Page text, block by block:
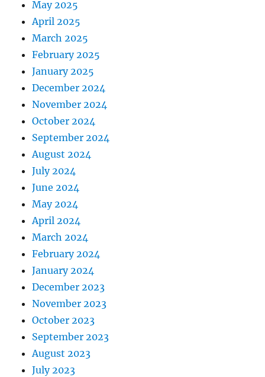
May 2025
April 2025
March 2025
February 2025
January 2025
December 2024
November 2024
October 2024
September 2024
August 2024
July 2024
June 2024
May 2024
April 2024
March 2024
February 2024
January 2024
December 2023
November 2023
October 2023
September 2023
August 2023
July 2023